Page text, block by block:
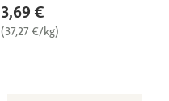
3,69 €
(37,27 €/kg)